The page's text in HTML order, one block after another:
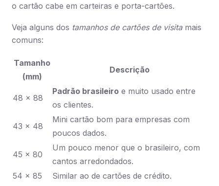
o cartão cabe em carteiras e porta-cartões.
Veja alguns dos tamanhos de cartões de visitamais
comuns:
Tamanho
(mm)
Descrição
48 x 88
Padrão brasileiro e muito usado entre
os clientes.
43 x 48
Mini cartão bom para empresas com
poucos dados.
45 x 80
Um pouco menor que o brasileiro, com
cantos arredondados.
54 x 85
Similar ao de cartões de crédito.